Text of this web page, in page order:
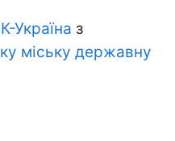
Україна з
міську державну